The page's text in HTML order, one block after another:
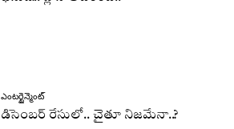
ఎంటర్టైన్మెంట్
డిసెంబర్ రేసులో.. చైతూ నిజమేనా..?